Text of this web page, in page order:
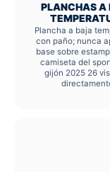
PLANCHAS A
Plancha a baja
con paño; nunca
base sobre
camiseta del
gijón 2025 26